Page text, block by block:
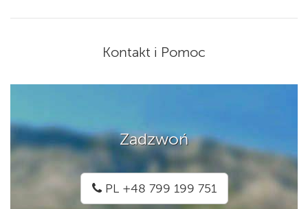
Kontakt i Pomoc
Zadzwoń
PL +48 799 199 751